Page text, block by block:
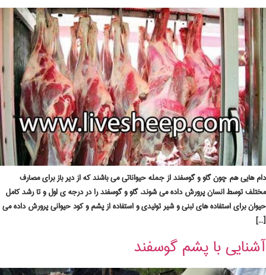
دام هایی هم چون گاو و گوسفند از جمله حیواناتی می باشند که از دیر باز برای مصارف
مختلف توسط انسان پرورش داده می شوند. گاو و گوسفند را در درجه ی اول و تا رشد کامل
حیوان برای استفاده های لبنی و شیر تولیدی و استفاده از پشم و کود حیوانی پرورش داده می
[…]
آشنایی با پشم گوسفند